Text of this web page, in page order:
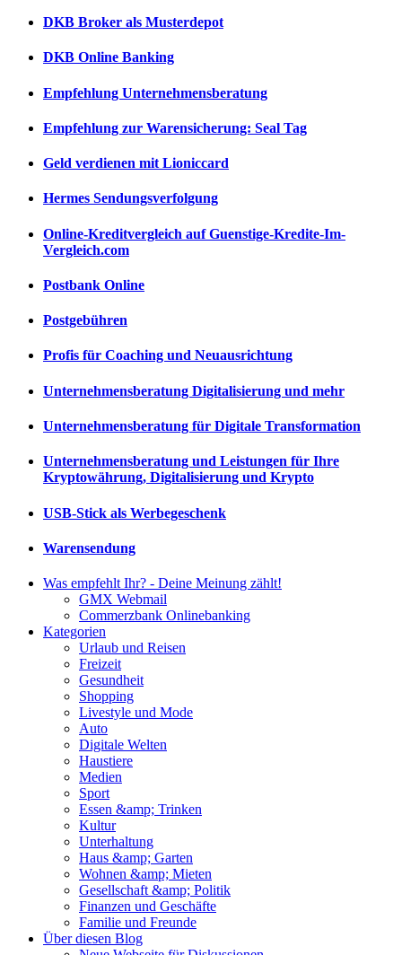
DKB Broker als Musterdepot
DKB Online Banking
Empfehlung Unternehmensberatung
Empfehlung zur Warensicherung: Seal Tag
Geld verdienen mit Lioniccard
Hermes Sendungsverfolgung
Online-Kreditvergleich auf Guenstige-Kredite-Im-
Vergleich.com
Postbank Online
Postgebühren
Profis für Coaching und Neuausrichtung
Unternehmensberatung Digitalisierung und mehr
Unternehmensberatung für Digitale Transformation
Unternehmensberatung und Leistungen für Ihre
Kryptowährung, Digitalisierung und Krypto
USB-Stick als Werbegeschenk
Warensendung
Was empfehlt Ihr? - Deine Meinung zählt!
GMX Webmail
Commerzbank Onlinebanking
Kategorien
Urlaub und Reisen
Freizeit
Gesundheit
Shopping
Livestyle und Mode
Auto
Digitale Welten
Haustiere
Medien
Sport
Essen &amp; Trinken
Kultur
Unterhaltung
Haus &amp; Garten
Wohnen &amp; Mieten
Gesellschaft &amp; Politik
Finanzen und Geschäfte
Familie und Freunde
Über diesen Blog